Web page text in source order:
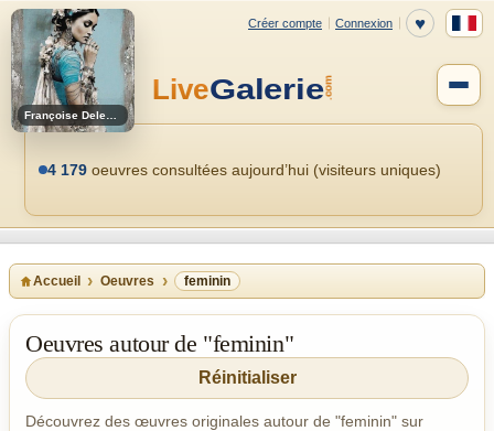
4 179 oeuvres consultées aujourd’hui (visiteurs uniques)
Accueil Oeuvres feminin
Oeuvres autour de "feminin"
Réinitialiser
Découvrez des œuvres originales autour de "feminin" sur